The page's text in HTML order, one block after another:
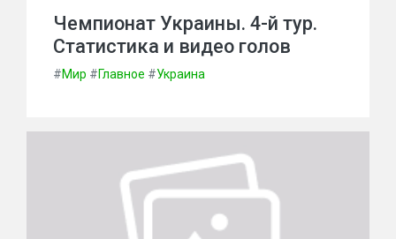
Чемпионат Украины. 4-й тур.
Статистика и видео голов
#Мир #Главное #Украина